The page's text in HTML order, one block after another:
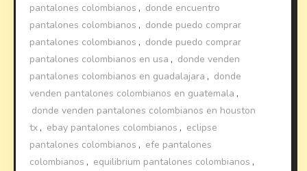
pantalones colombianos , donde encuentro
pantalones colombianos , donde puedo comprar
pantalones colombianos , donde puedo comprar
pantalones colombianos en usa , donde venden
pantalones colombianos en guadalajara , donde
venden pantalones colombianos en guatemala ,
donde venden pantalones colombianos en houston
tx , ebay pantalones colombianos , eclipse
pantalones colombianos , efe pantalones
colombianos , equilibrium pantalones colombianos ,